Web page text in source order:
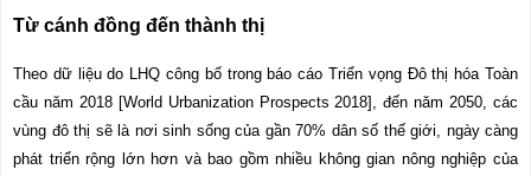
Từ cánh đồng đến thành thị
Theo dữ liệu do LHQ công bố trong báo cáo Triển vọng Đô thị hóa Toàn
cầu năm 2018 [World Urbanization Prospects 2018], đến năm 2050, các
vùng đô thị sẽ là nơi sinh sống của gần 70% dân số thế giới, ngày càng
phát triển rộng lớn hơn và bao gồm nhiều không gian nông nghiệp của